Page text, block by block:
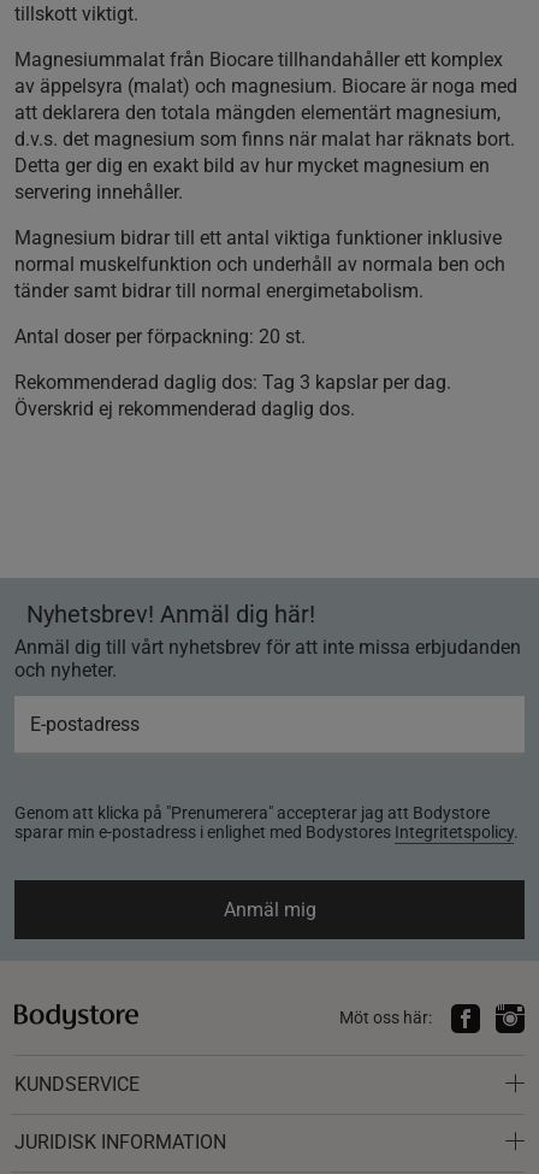
tillskott viktigt.
Magnesiummalat från Biocare tillhandahåller ett komplex
av äppelsyra (malat) och magnesium. Biocare är noga med
att deklarera den totala mängden elementärt magnesium,
d.v.s. det magnesium som finns när malat har räknats bort.
Detta ger dig en exakt bild av hur mycket magnesium en
servering innehåller.
Magnesium bidrar till ett antal viktiga funktioner inklusive
normal muskelfunktion och underhåll av normala ben och
tänder samt bidrar till normal energimetabolism.
Antal doser per förpackning: 20 st.
Rekommenderad daglig dos: Tag 3 kapslar per dag.
Överskrid ej rekommenderad daglig dos.
Nyhetsbrev! Anmäl dig här!
Anmäl dig till vårt nyhetsbrev för att inte missa erbjudanden
och nyheter.
Genom att klicka på "Prenumerera" accepterar jag att Bodystore
sparar min e-postadress i enlighet med Bodystores Integritetspolicy.
Anmäl mig
Möt oss här:
KUNDSERVICE
JURIDISK INFORMATION